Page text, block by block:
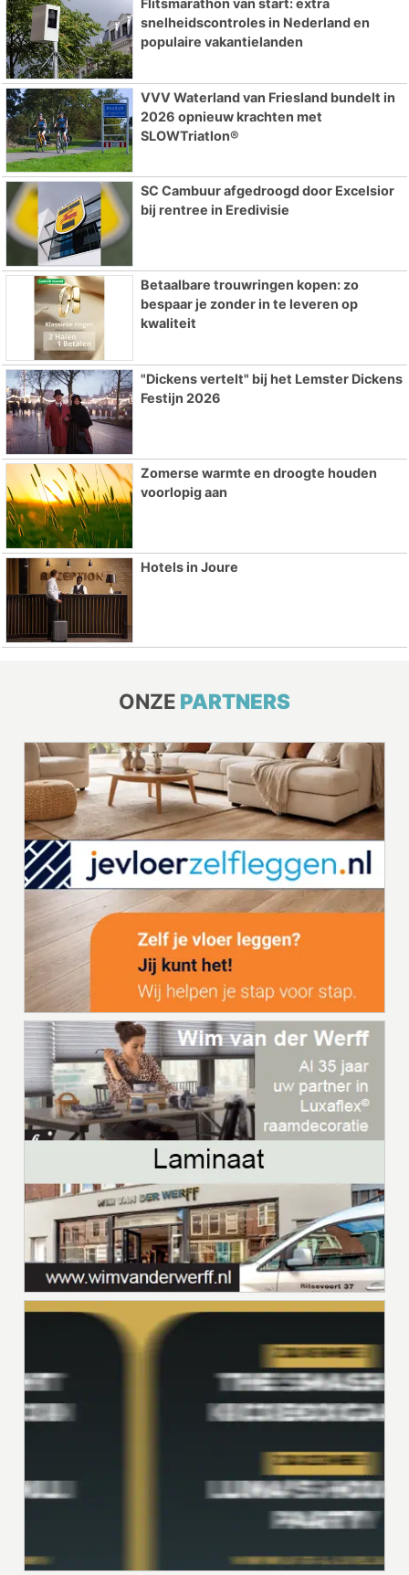
snelheidscontroles in Nederland en
populaire vakantielanden
VVV Waterland van Friesland bundelt in
2026 opnieuw krachten met
SLOWTriatlon®
SC Cambuur afgedroogd door Excelsior
bij rentree in Eredivisie
Betaalbare trouwringen kopen: zo
bespaar je zonder in te leveren op
kwaliteit
"Dickens vertelt" bij het Lemster Dickens
Festijn 2026
Zomerse warmte en droogte houden
voorlopig aan
Hotels in Joure
ONZE PARTNERS